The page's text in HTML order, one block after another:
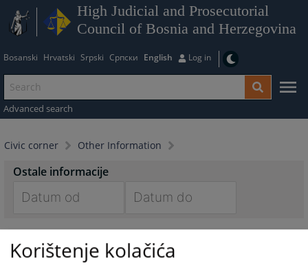
High Judicial and Prosecutorial
Council of Bosnia and Herzegovina
Bosanski Hrvatski Srpski Српски English Log in
Advanced search
Civic corner Other Information
Ostale informacije
to
to
Korištenje kolačića